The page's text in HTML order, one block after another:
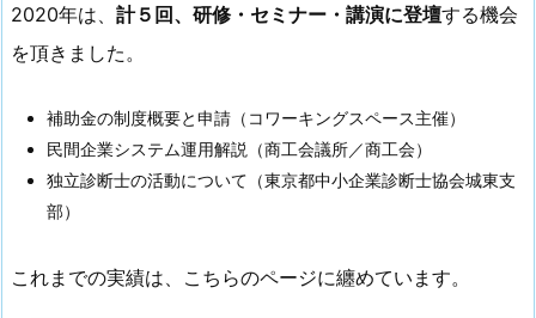
2020年は、 計５回、研修・セミナー・講演に登壇する機会
を頂きました。
補助金の制度概要と申請（コワーキングスペース主催）
民間企業システム運用解説（商工会議所／商工会）
独立診断士の活動について（東京都中小企業診断士協会城東支
部）
これまでの実績は、こちらのページに纏めています。